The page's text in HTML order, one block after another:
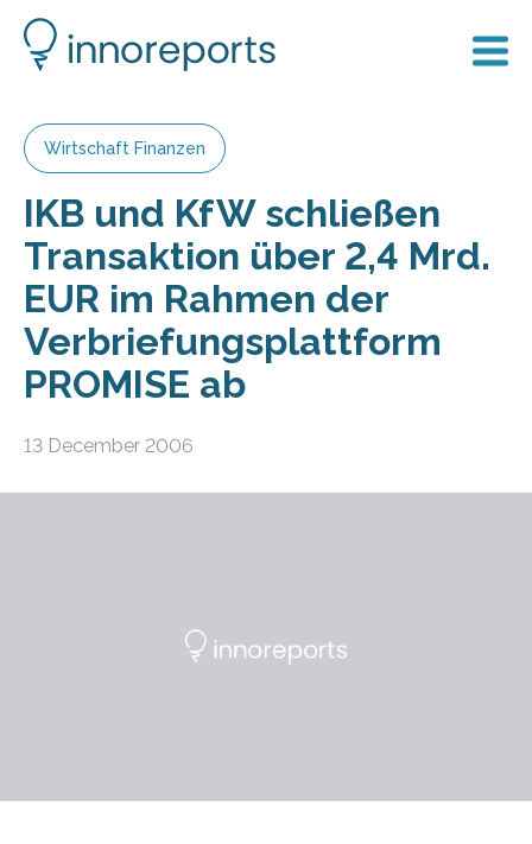
Wirtschaft Finanzen
IKB und KfW schließen
Transaktion über 2,4 Mrd.
EUR im Rahmen der
Verbriefungsplattform
PROMISE ab
13 December 2006